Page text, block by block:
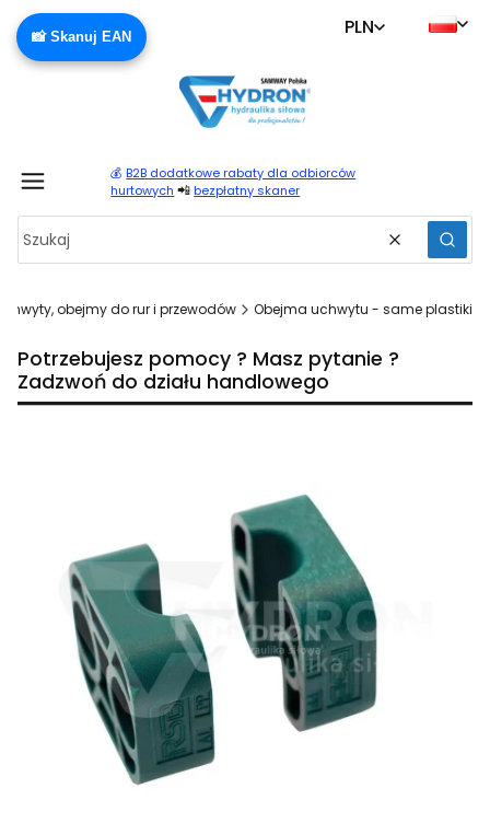
📸 Skanuj EAN PLN
💰 B2B dodatkowe rabaty dla odbiorców
hurtowych 📲 bezpłatny skaner
Wyczyść
obejmy do rur i przewodów Obejma uchwytu - same plastiki
Potrzebujesz pomocy ? Masz pytanie ?
Zadzwoń do działu handlowego